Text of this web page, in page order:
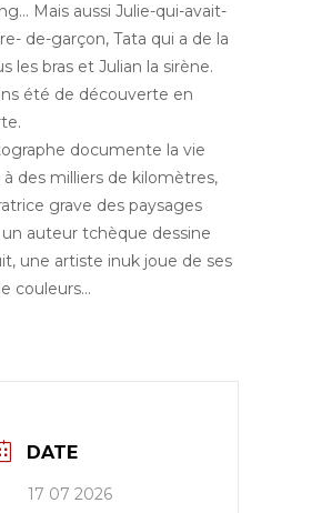
Mais aussi Julie-qui-avait-
de-garçon, Tata qui a de la
les bras et Julian la sirène.
été de découverte en
documente la vie
à des milliers de kilomètres,
grave des paysages
auteur tchèque dessine
une artiste inuk joue de ses
couleurs…
DATE
17 07 2026